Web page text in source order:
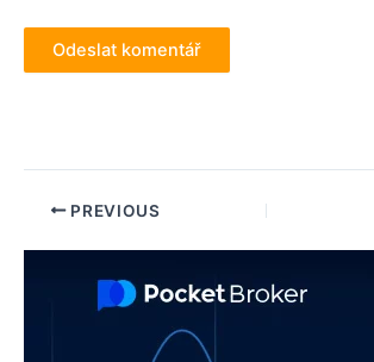
Post PREVIOUS